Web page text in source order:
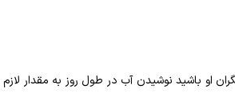
او باشید نوشیدن آب در طول روز به مقدار لازم